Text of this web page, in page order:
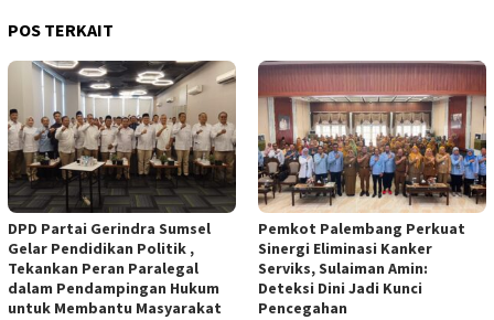
POS TERKAIT
DPD Partai Gerindra Sumsel
Gelar Pendidikan Politik ,
Tekankan Peran Paralegal
dalam Pendampingan Hukum
untuk Membantu Masyarakat
Pemkot Palembang Perkuat
Sinergi Eliminasi Kanker
Serviks, Sulaiman Amin:
Deteksi Dini Jadi Kunci
Pencegahan